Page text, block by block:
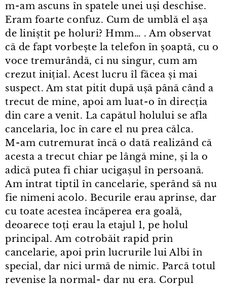
m⁠-⁠am ascuns în spatele unei uși deschise.
Eram foarte confuz. Cum de umblă el așa
de liniștit pe holuri? Hmm… . Am observat
că de fapt vorbește la telefon în șoaptă, cu o
voce tremurândă, ci nu singur, cum am
crezut inițial. Acest lucru îl făcea și mai
suspect. Am stat pitit după ușă până când a
trecut de mine, apoi am luat⁠-⁠o în direcția
din care a venit. La capătul holului se afla
cancelaria, loc în care el nu prea călca.
M⁠-⁠am cutremurat încă o dată realizând că
acesta a trecut chiar pe lângă mine, și la o
adică putea fi chiar ucigașul în persoană.
Am intrat tiptil în cancelarie, sperând să nu
fie nimeni acolo. Becurile erau aprinse, dar
cu toate acestea încăperea era goală,
deoarece toți erau la etajul 1, pe holul
principal. Am cotrobăit rapid prin
cancelarie, apoi prin lucrurile lui Albi în
special, dar nici urmă de nimic. Parcă totul
revenise la normal- dar nu era. Corpul